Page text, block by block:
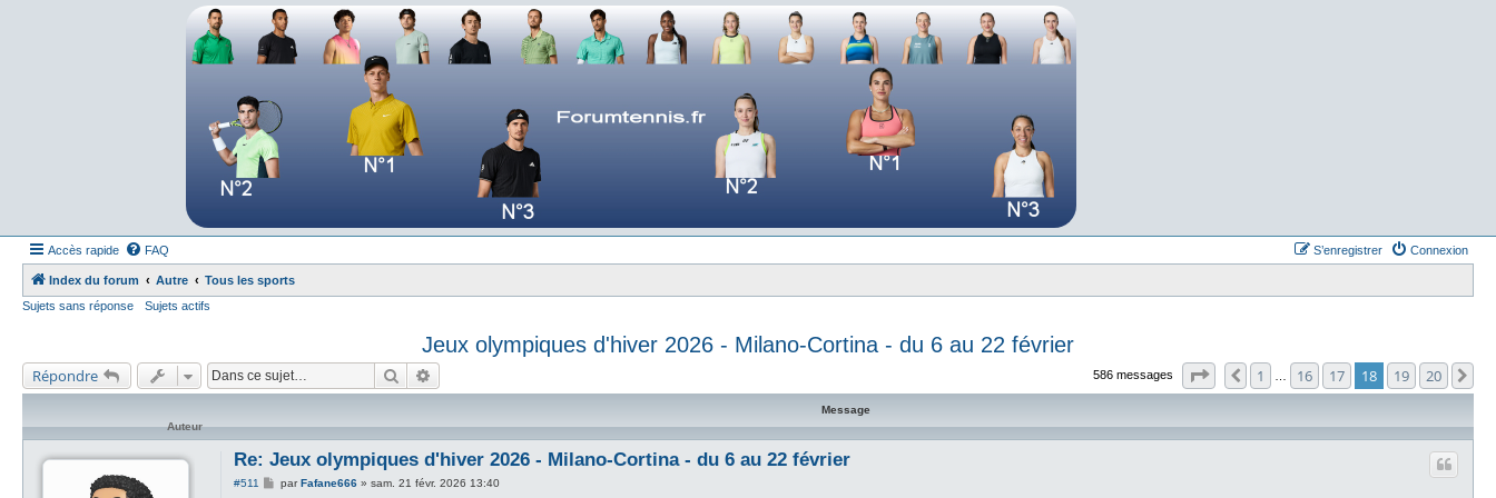
Le forum des passionnés de tennis
Accès rapide FAQ Connexion
S’enregistrer
Index du forum Autre
Tous les sports
Sujets sans réponse
Sujets actifs
Jeux olympiques d'hiver 2026 - Milano-Cortina - du 6 au 22 février
Répondre Rechercher 586 messages Page 18sur 20
Précédente
1 16 17 18 19 20
Message
Auteur
Re: Jeux olympiques d'hiver 2026 - Milano-Cortina - du 6 au 22 février
#511
MparFafane666 »sam. 21 févr. 2026 13:40